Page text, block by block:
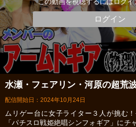
ログイン
水瀬・フェアリン・河原の超荒
配信開始日：2024年10月24日
ムリゲー台に女子ライター３人が挑む
「パチスロ戦姫絶唱シンフォギア」にチ